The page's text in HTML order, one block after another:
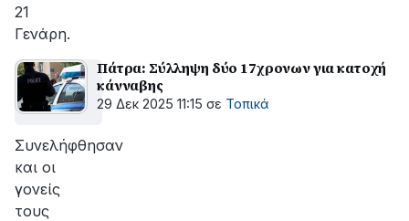
21
Γενάρη.
Πάτρα: Σύλληψη δύο 17χρονων για κατοχή
κάνναβης
29 Δεκ 2025 11:15 σε Τοπικά
Συνελήφθησαν
και οι
γονείς
τους